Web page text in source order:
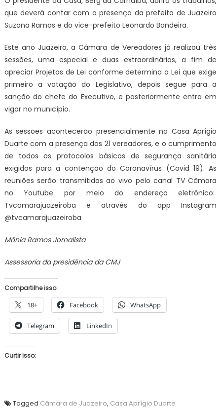
que deverá contar com a presença da prefeita de Juazeiro
Suzana Ramos e do vice-prefeito Leonardo Bandeira.
Este ano Juazeiro, a Câmara de Vereadores já realizou três
sessões, uma especial e duas extraordinárias, a fim de
apreciar Projetos de Lei conforme determina a Lei que exige
primeiro a votação do Legislativo, depois segue para a
sanção do chefe do Executivo, e posteriormente entra em
vigor no município.
As sessões acontecerão presencialmente na Casa Aprígio
Duarte com a presença dos 21 vereadores, e o cumprimento
de todos os protocolos básicos de segurança sanitária
exigidos para a contenção do Coronavírus (Covid 19). As
reuniões serão transmitidas ao vivo pelo canal TV Câmara
no Youtube por meio do endereço eletrônico:
Tvcamarajuazeiroba e através do app Instagram
@tvcamarajuazeiroba
Mônia Ramos Jornalista
Assessoria da presidência da CMJ
Compartilhe isso:
18+ Facebook WhatsApp
Telegram LinkedIn
Curtir isso:
Tagged Câmara de Juazeiro, Casa Aprígio Duarte